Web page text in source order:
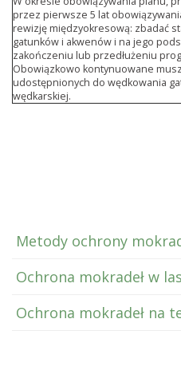
przez pierwsze 5 lat
rewizję międzyokresową: zbadać
gatunków i akwenów i na jego
zakończeniu lub przedłużeniu
Obowiązkowo kontynuowane
udostępnionych do wędkowania
wędkarskiej.
Metody ochrony
Ochrona mokradeł w
Ochrona mokradeł na